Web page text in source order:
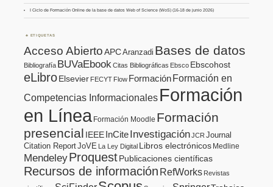
I Ciclo de Formación Online de la base de datos Web of Science (WoS) (16-18 de junio 2026)
ETIQUETAS
Acceso AbiertoAPCAranzadi Bases de datos
Bibliografía BUVaEbookCitas Bibliográficas Ebsco Ebscohost
eLibroElsevier FECYT Flow FormaciónFormación en
Competencias Informacionales Formación
en Línea Formación Moodle Formación
presencial IEEE InCite InvestigaciónJCR Journal
Citation ReportJoVE La Ley Digital Libros electrónicos Medline
MendeleyProquestPublicaciones científicas
Recursos de información RefWorks Revistas